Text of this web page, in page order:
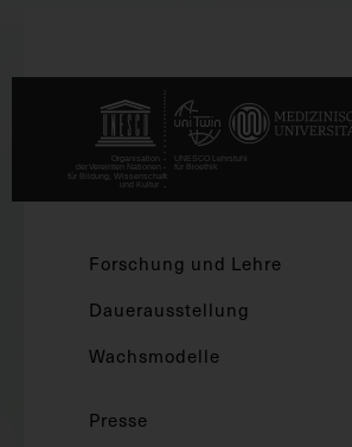
Forschung und Lehre
Dauerausstellung
Wachsmodelle
Presse